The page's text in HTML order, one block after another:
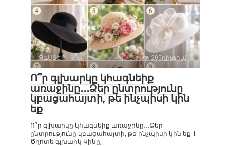
ԹԵՍՏԵՐ 0 205դիտում
Ո՞ր գլխարկը կհագնեիք
առաջինը․․․Ձեր ընտրությունը
կբացահայտի, թե ինչպիսի կին
եք
Ո՞ր գլխարկը կհագնեիք առաջինը․․․Ձեր
ընտրությունը կբացահայտի, թե ինչպիսի կին եք 1.
Ծղոտե գլխարկ Կինը,